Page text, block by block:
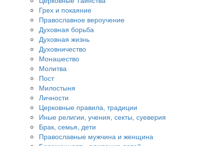
Грех и покаяние
Православное вероучение
Духовная борьба
Духовная жизнь
Духовничество
Монашество
Молитва
Пост
Милостыня
Личности
Церковные правила, традиции
Иные религии, учения, секты, суеверия
Брак, семья, дети
Православные мужчина и женщина